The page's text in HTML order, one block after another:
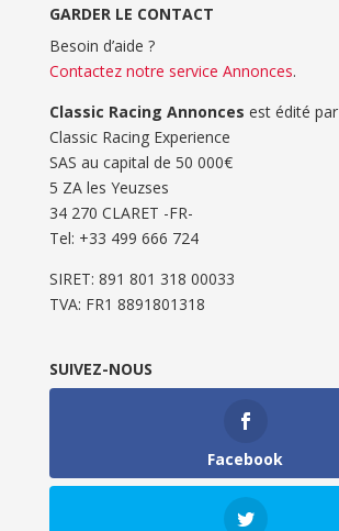
GARDER LE CONTACT
Besoin d’aide ?
Contactez notre service Annonces.
Classic Racing Annonces est édité par
Classic Racing Experience
SAS au capital de 50 000€
5 ZA les Yeuzses
34 270 CLARET -FR-
Tel: ‭+33 499 666 724‬
SIRET: 891 801 318 00033
TVA: FR1 8891801318
SUIVEZ-NOUS
Facebook